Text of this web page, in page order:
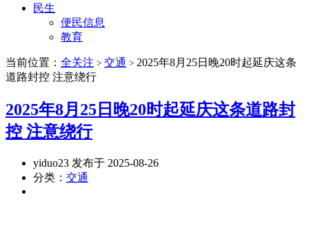
民生
便民信息
教育
当前位置： 全关注 > 交通 > 2025年8月25日晚20时起延庆这条
道路封控 注意绕行
2025年8月25日晚20时起延庆这条道路封
控 注意绕行
yiduo23 发布于 2025-08-26
分类： 交通